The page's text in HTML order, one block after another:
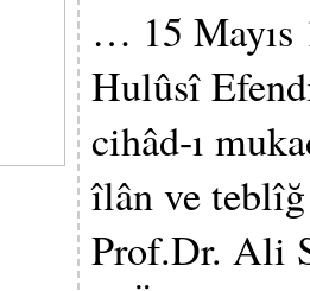
… 15 Mayıs
Hulûsî
cihâd-ı
îlân ve
Prof.Dr. Ali